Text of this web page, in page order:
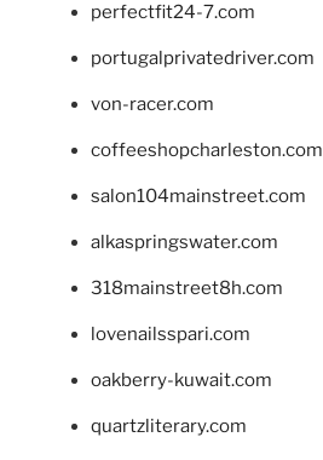
perfectfit24-7.com
portugalprivatedriver.com
von-racer.com
coffeeshopcharleston.com
salon104mainstreet.com
alkaspringswater.com
318mainstreet8h.com
lovenailsspari.com
oakberry-kuwait.com
quartzliterary.com